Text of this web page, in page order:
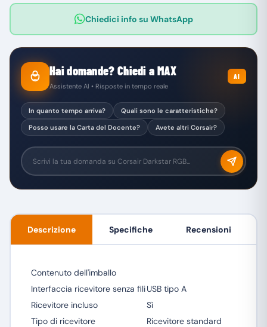
Chiedici info su WhatsApp
Hai domande? Chiedi a MAX
Assistente AI • Risposte in tempo reale
AI
In quanto tempo arriva?
Quali sono le caratteristiche?
Posso usare la Carta del Docente?
Avete altri Corsair?
Descrizione Specifiche Recensioni
Contenuto dell'imballo
Interfaccia ricevitore senza filiUSB tipo A
Ricevitore incluso
Sì
Tipo di ricevitore
Ricevitore standard